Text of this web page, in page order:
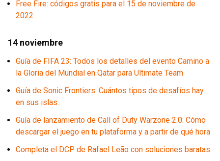
Free Fire: códigos gratis para el 15 de noviembre de
2022
14 noviembre
Guía de FIFA 23: Todos los detalles del evento Camino a
la Gloria del Mundial en Qatar para Ultimate Team
Guía de Sonic Frontiers: Cuántos tipos de desafíos hay
en sus islas.
Guía de lanzamiento de Call of Duty Warzone 2.0: Cómo
descargar el juego en tu plataforma y a partir de qué hora
Completa el DCP de Rafael Leão con soluciones baratas